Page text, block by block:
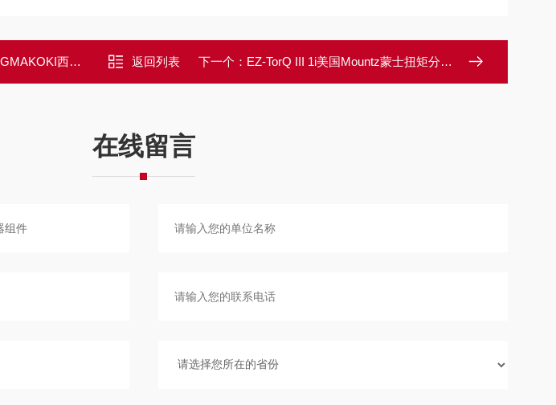
机立方体分光器组件 返回列表 下一个： EZ-TorQ III 1i美国Mountz蒙士扭矩分析仪
在线留言